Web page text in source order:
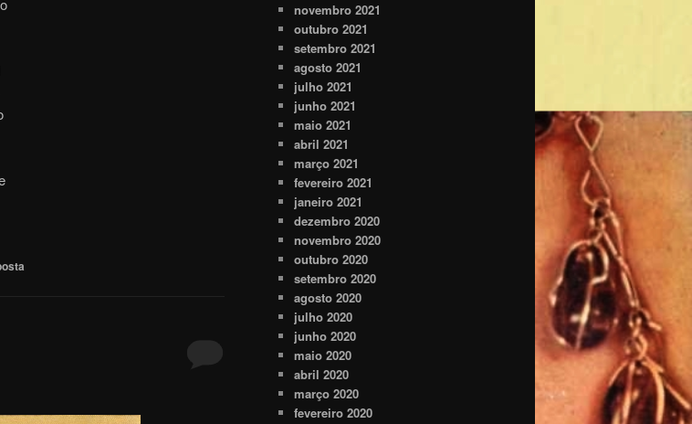
novembro 2021
outubro 2021
setembro 2021
agosto 2021
julho 2021
junho 2021
maio 2021
abril 2021
março 2021
fevereiro 2021
janeiro 2021
dezembro 2020
novembro 2020
outubro 2020
setembro 2020
agosto 2020
julho 2020
junho 2020
maio 2020
abril 2020
março 2020
fevereiro 2020